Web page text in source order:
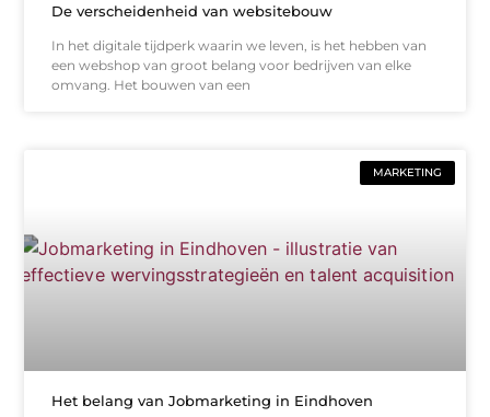
De verscheidenheid van websitebouw
In het digitale tijdperk waarin we leven, is het hebben van
een webshop van groot belang voor bedrijven van elke
omvang. Het bouwen van een
MARKETING
Het belang van Jobmarketing in Eindhoven